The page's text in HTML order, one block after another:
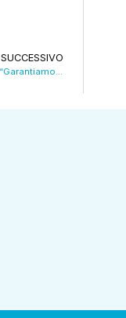
SUCCESSIVO
Strage Modena, il questore di Bologna: “Garantiamo sicurezza delle aree pedonali. VIDEO